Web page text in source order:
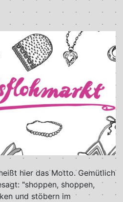
hier das Motto. Gemütlich
"shoppen, shoppen,
und stöbern im